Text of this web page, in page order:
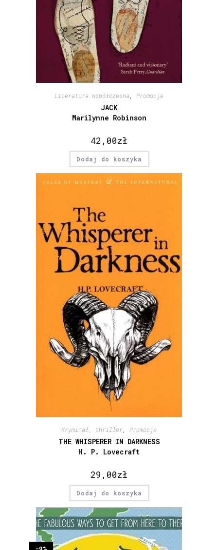
Literatura współczesna Promocje
JACK
Marilynne Robinson
42,00zł
Dodaj do koszyka
Kryminał, thriller Promocje
THE WHISPERER IN DARKNESS
H. P. Lovecraft
29,00zł
Dodaj do koszyka
-9%